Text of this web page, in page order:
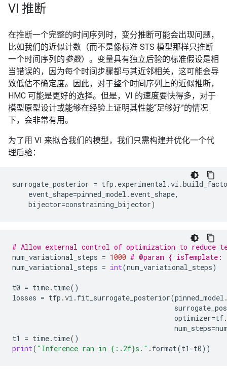
VI 推断
在推断一个完整的时间序列时，变分推断可能会出现问题，
比如我们的近似计数（而不是像标准 STS 模型那样只推断
一个时间序列的参数）。变量具有独立后验的标准假设是相
当错误的，因为每个时间步骤都与其近邻相关，这可能会导
致低估不确定度。因此，对于整个时间序列上的近似推断，
HMC 可能是更好的选择。但是，VI 的速度要快得多，对于
模型原型设计或能够在经验上证明其性能“足够好”的情况
下，会非常有用。
为了用 VI 来拟合我们的模型，我们只需构建并优化一个代
理后验：
surrogate_posterior = tfp . experimental .vi .
event_shape=pinned_model . event_shape,
bijector=constraining_bijector)
# Allow external control of optimization to reduce
num_variational_steps = 1000 # @param {
num_variational_steps = int(num_variational_steps)
t0 = time. time()
losses = tfp .vi . fit_surrogate_posterior(pinned_model
optimizer=tf.
num_steps=
t1
= time. time()
print( "Inference ran in {:.2f}s." . format(t1 -t0))